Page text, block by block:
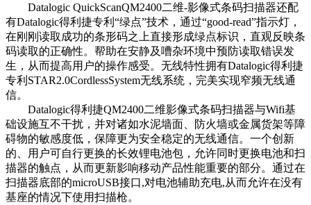
Datalogic QuickScanQM2400二维-影像式条码扫描器还配
有Datalogic得利捷专利“绿点”技术，通过“good-read”指示灯，
在刚刚读取成功的条形码之上直接形成绿点标识，直观反映条
码读取的正确性。帮助在安静及嘈杂环境中预防读取错误发
生，从而提高用户的操作感受。无线特性拥有Datalogic得利捷
专利STAR2.0CordlessSystem无线系统，完美实现窄频无线通
信。
Datalogic得利捷QM2400二维影像式条码扫描器与Wifi基
础设施互不干扰，并对诸如水泥墙面、防火墙或金属货架等障
碍物的敏感度低，保障更为安全稳定的无线通信。一个创新
的、用户可自行更换的长效锂电池包，允许同时更换电池和扫
描器的触点，从而更新影响移动产品性能重要的部分。通过在
扫描器底部的microUSB接口,对电池辅助充电,从而允许在没有
基座的情况下使用扫描枪。